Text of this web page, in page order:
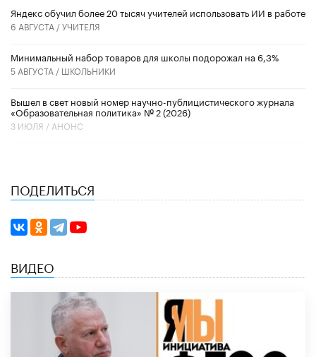
​Яндекс обучил более 20 тысяч учителей использовать ИИ в работе
6 АВГУСТА /УЧИТЕЛЯ
Минимальный набор товаров для школы подорожал на 6,3%
5 АВГУСТА / ШКОЛЬНИКИ
Вышел в свет новый номер научно-публицистического журнала
«Образовательная политика» № 2 (2026)
3 ИЮЛЯ / АНОНС
ПОДЕЛИТЬСЯ
ВИДЕО